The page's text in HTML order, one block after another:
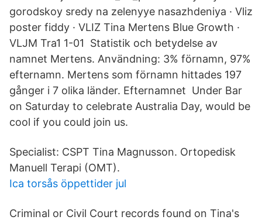
gorodskoy sredy na zelenyye nasazhdeniya · Vliz
poster fiddy · VLIZ Tina Mertens Blue Growth ·
VLJM Tra1 1-​01 Statistik och betydelse av
namnet Mertens. Användning: 3% förnamn, 97%
efternamn. Mertens som förnamn hittades 197
gånger i 7 olika länder. Efternamnet Under Bar
on Saturday to celebrate Australia Day, would be
cool if you could join us.
Specialist: CSPT Tina Magnusson. Ortopedisk
Manuell Terapi (OMT).
Ica torsås öppettider jul
Criminal or Civil Court records found on Tina's